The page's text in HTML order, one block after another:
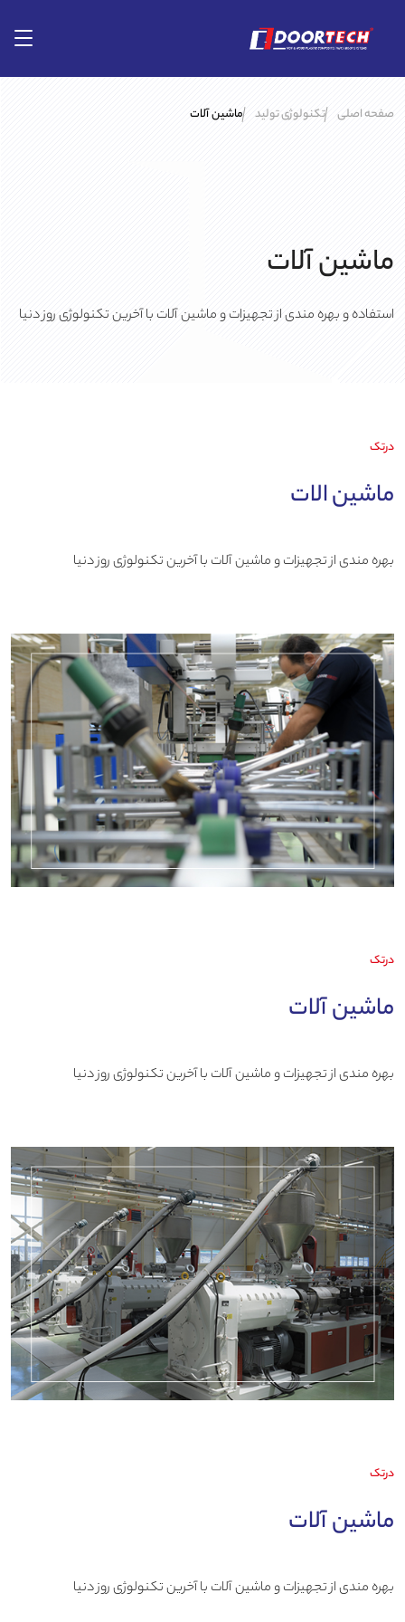
صفحه اصلی تکنولوژی تولید ماشین آلات
ماشین آلات
استفاده و بهره مندی از تجهیزات و ماشین آلات با آخرین تکنولوژی روز دنیا
درتک
ماشین الات
بهره مندی از تجهیزات و ماشین آلات با آخرین تکنولوژی روز دنیا
درتک
ماشین آلات
بهره مندی از تجهیزات و ماشین آلات با آخرین تکنولوژی روز دنیا
درتک
ماشین آلات
بهره مندی از تجهیزات و ماشین آلات با آخرین تکنولوژی روز دنیا